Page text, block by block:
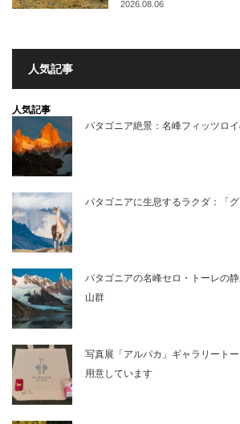
2026.08.06
人気記事
人気記事
パタゴニア絶景：名峰フィッツロ
パタゴニアに生息するラクダ：「
パタゴニアの名峰セロ・トーレの
山群
写真展「アルパカ」ギャラリート
用意しています